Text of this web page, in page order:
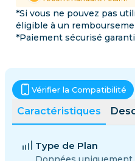
*Si vous ne pouvez pas
éligible à un
*Paiement sécurisé
Caractéristiques
Vérifier la Compatibilité
Type de Plan